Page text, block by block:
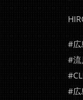
#広
#流
#広